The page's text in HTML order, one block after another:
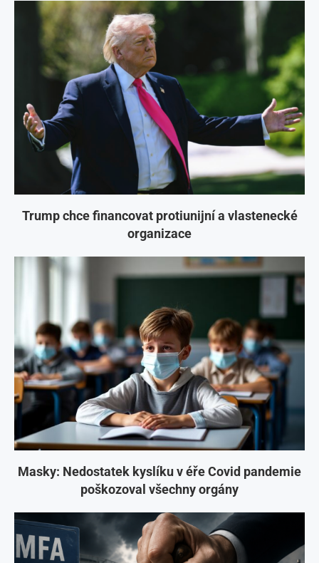
Trump chce financovat protiunijní a vlastenecké
organizace
Masky: Nedostatek kyslíku v éře Covid pandemie
poškozoval všechny orgány